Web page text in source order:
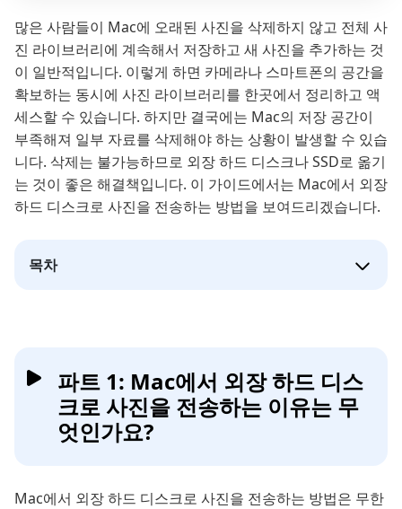
많은 사람들이 Mac에 오래된 사진을 삭제하지 않고 전체 사
진 라이브러리에 계속해서 저장하고 새 사진을 추가하는 것
이 일반적입니다. 이렇게 하면 카메라나 스마트폰의 공간을
확보하는 동시에 사진 라이브러리를 한곳에서 정리하고 액
세스할 수 있습니다. 하지만 결국에는 Mac의 저장 공간이
부족해져 일부 자료를 삭제해야 하는 상황이 발생할 수 있습
니다. 삭제는 불가능하므로 외장 하드 디스크나 SSD로 옮기
는 것이 좋은 해결책입니다. 이 가이드에서는 Mac에서 외장
하드 디스크로 사진을 전송하는 방법을 보여드리겠습니다.
목차
파트 1: Mac에서 외장 하드 디스
크로 사진을 전송하는 이유는 무
엇인가요?
Mac에서 외장 하드 디스크로 사진을 전송하는 방법은 무한